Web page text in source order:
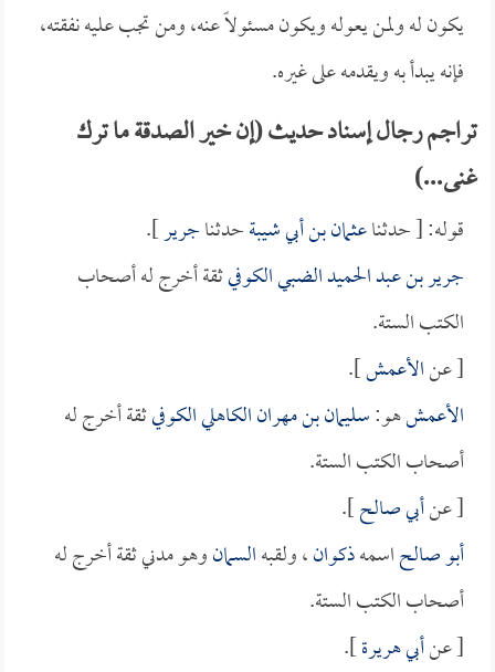
يكون له ولمن يعوله ويكون مسئولاً عنه، ومن تجب عليه نفقته،
فإنه يبدأ به ويقدمه على غيره.
تراجم رجال إسناد حديث (إن خير الصدقة ما ترك
غنى...)
قوله: [ حدثناعثمان بن أبي شيبةحدثناجرير].
جرير بن عبد الحميد الضبي الكوفيثقة أخرج له أصحاب
الكتب الستة.
[ عنالأعمش].
الأعمشهو:سليمان بن مهران الكاهلي الكوفيثقة أخرج له
أصحاب الكتب الستة.
[ عنأبي صالح].
أبو صالحاسمهذكوان، ولقبهالسمانوهو مدني ثقة أخرج له
أصحاب الكتب الستة.
[ عنأبي هريرة].